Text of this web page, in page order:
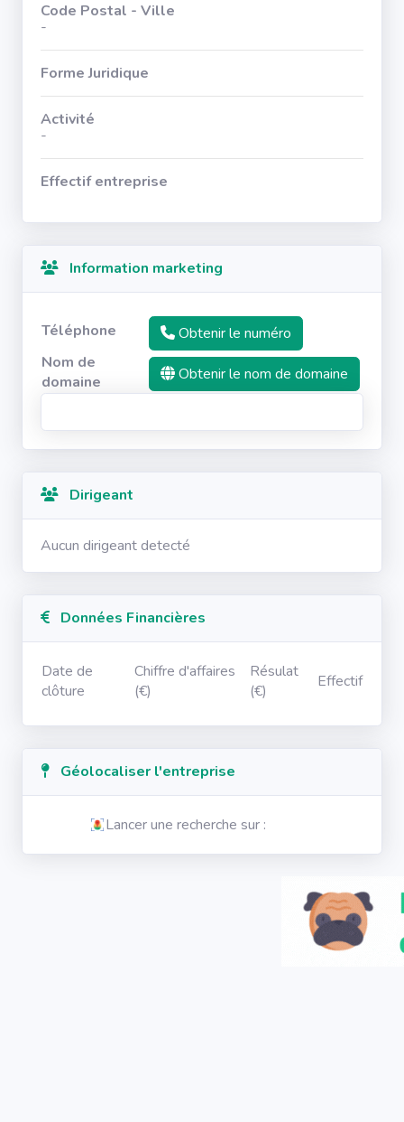
Code Postal - Ville
-
Forme Juridique
Activité
-
Effectif entreprise
Information marketing
Téléphone
Obtenir le numéro
Nom de
domaine
Obtenir le nom de domaine
Dirigeant
Aucun dirigeant detecté
Données Financières
Date de
clôture
Chiffre d'affaires
(€)
Résulat
(€)
Effectif
Géolocaliser l'entreprise
Lancer une recherche sur :